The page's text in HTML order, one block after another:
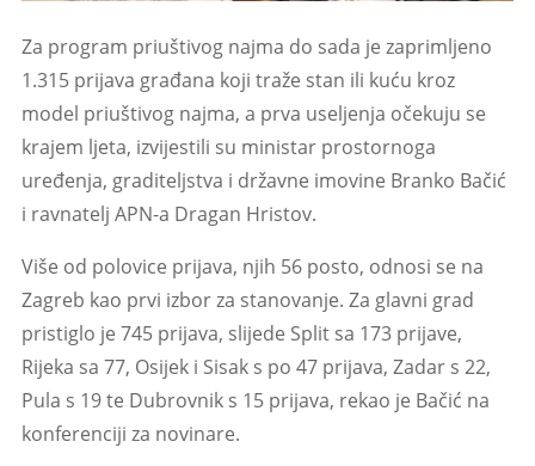
Za program priuštivog najma do sada je zaprimljeno
1.315 prijava građana koji traže stan ili kuću kroz
model priuštivog najma, a prva useljenja očekuju se
krajem ljeta, izvijestili su ministar prostornoga
uređenja, graditeljstva i državne imovine Branko Bačić
i ravnatelj APN-a Dragan Hristov.
Više od polovice prijava, njih 56 posto, odnosi se na
Zagreb kao prvi izbor za stanovanje. Za glavni grad
pristiglo je 745 prijava, slijede Split sa 173 prijave,
Rijeka sa 77, Osijek i Sisak s po 47 prijava, Zadar s 22,
Pula s 19 te Dubrovnik s 15 prijava, rekao je Bačić na
konferenciji za novinare.